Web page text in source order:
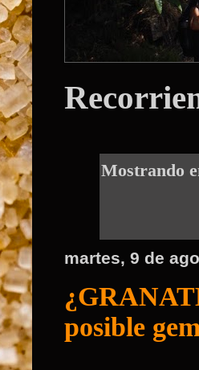
Mostrando
martes, 9 de
posible